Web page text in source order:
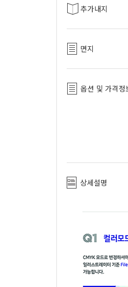
추가내지
면지
옵션 및 가격정
상세설명